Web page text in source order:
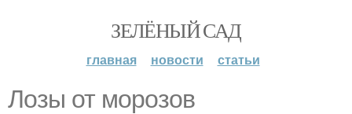
ЗЕЛЁНЫЙ САД
главная новости статьи
Лозы от морозов